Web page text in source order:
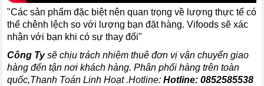
"Các sản phẩm đặc biệt nên quan trọng về lượng thực tế có
thể chênh lệch so với lượng bạn đặt hàng. Vifoods sẽ xác
nhận với bạn khi có sự thay đổi"
Công Tysẽ chịu trách nhiệm thuê đơn vị vận chuyển giao
hàng đến tận nơi khách hàng. Phân phối hàng trên toàn
quốc,Thanh Toán Linh Hoạt .Hotline: Hotline:0852585538